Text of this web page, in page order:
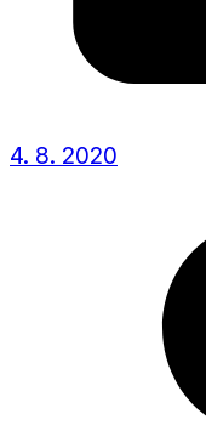
4. 8. 2020